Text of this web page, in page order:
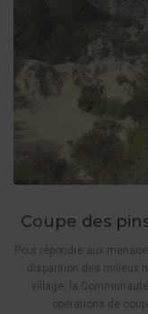
Coupe des
Pour répondre aux
disparition des milieux
village, la
opérations de